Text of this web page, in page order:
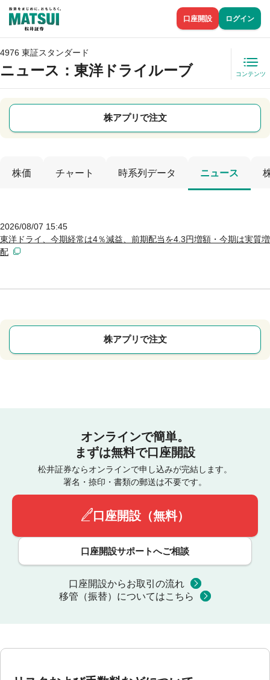
口座開設 ログイン
4976 東証スタンダード
ニュース ：東洋ドライルーブ コンテンツ
株アプリで注文
株価 チャート 時系列データ ニュース
2026/08/07 15:45
東洋ドライ、今期経常は4％減益、前期配当を4.3円増額・今期は実質増
配
株アプリで注文
オンラインで簡単。
まずは無料で口座開設
松井証券ならオンラインで申し込みが完結します。
署名・捺印・書類の郵送は不要です。
口座開設（無料）
口座開設サポートへご相談
口座開設からお取引の流れ
移管（振替）についてはこちら